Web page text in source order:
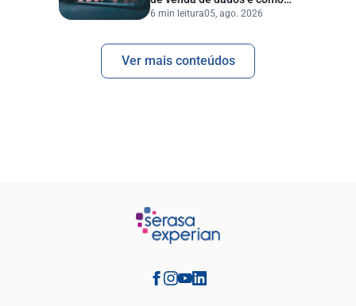
proteger sua empresa?
6 min leitura05, ago. 2026
Ver mais conteúdos